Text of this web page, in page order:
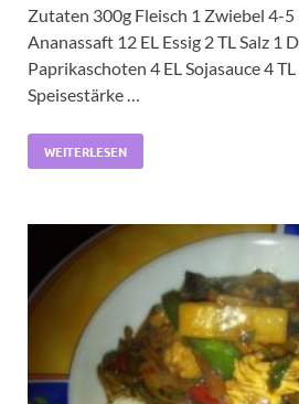
Zutaten 300g Fleisch 1 Zwiebel 4-5
Ananassaft 12 EL Essig 2 TL Salz 1
Paprikaschoten 4 EL Sojasauce 4 TL
Speisestärke …
WEITERLESEN